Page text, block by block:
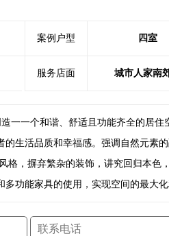
案例户型 四室
服务店面 城市人家南
一一个和谐、舒适且功能齐全的居
生活品质和幸福感。强调自然元素
格，摒弃繁杂的装饰，讲究回归本
功能家具的使用，实现空间的最大